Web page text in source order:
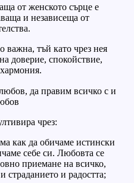
от женското сърце е
и независеща от
важна, тъй като чрез нея
доверие, спокойствие,
да правим всичко с и
чрез:
как да обичаме истински
себе си. Любовта се
приемане на всичко,
страданието и радостта;